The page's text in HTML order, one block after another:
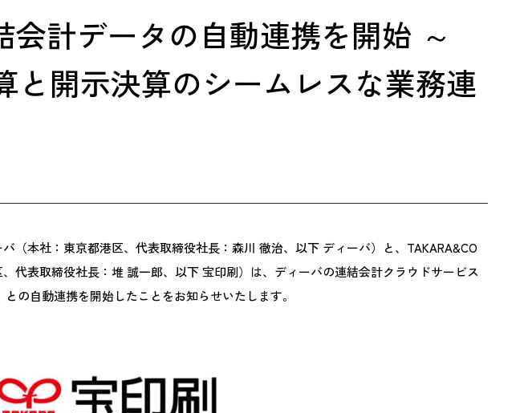
o
o
計データの自動連携を開始 ～
と開示決算のシームレスな業務連
本社：東京都港区、代表取締役社長：森川 徹治、以下 ディーバ）と、TAKARA&CO
代表取締役社長：堆 誠一郎、以下 宝印刷）は、ディーバの連結会計クラウドサービス
の自動連携を開始したことをお知らせいたします。